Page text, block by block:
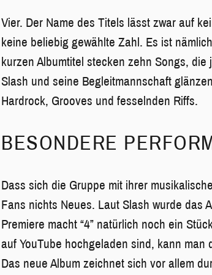
Vier. Der Name des Titels lässt zwar auf
keine beliebig gewählte Zahl. Es ist
kurzen Albumtitel stecken zehn Songs,
Slash und seine Begleitmannschaft
Hardrock, Grooves und fesselnden Riffs.
BESONDERE
Dass sich die Gruppe mit ihrer
Fans nichts Neues. Laut Slash wurde das
Premiere macht “4” natürlich noch ein
auf YouTube hochgeladen sind, kann
Das neue Album zeichnet sich vor allem